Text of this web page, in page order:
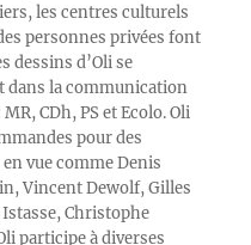
les centres culturels
personnes privées font
dessins d’Oli se
dans la communication
CDh, PS et Ecolo. Oli
pour des
vue comme Denis
Vincent Dewolf, Gilles
Christophe
participe à diverses